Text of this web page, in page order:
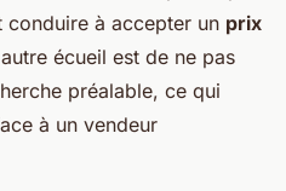
conduire à accepter un prix
écueil est de ne pas
préalable, ce qui
à un vendeur